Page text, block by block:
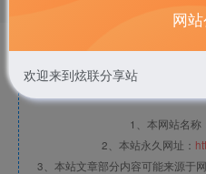
1、本网站名称
2、本站永久网址：
3、本站文章部分内容可能来源于
网
欢迎来到炫联分享站